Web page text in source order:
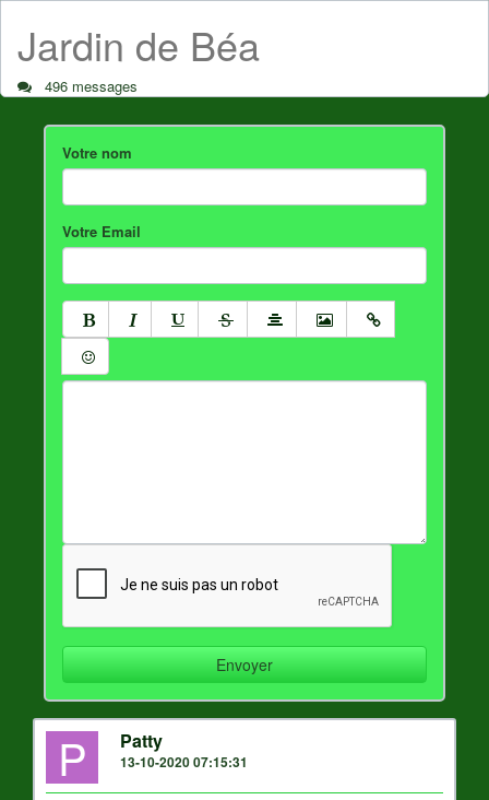
Jardin de Béa
496 messages
Votre nom
Votre Email
P Patty
13-10-2020 07:15:31